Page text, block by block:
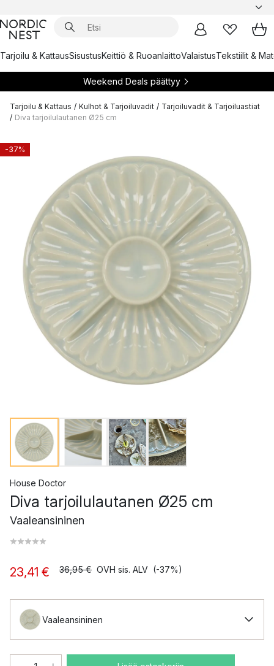
Tarjoilu & KattausSisustusKeittiö & RuoanlaittoValaistusTekstiilit &
Weekend Deals päättyy
Tarjoilu & Kattaus / Kulhot & Tarjoiluvadit / Tarjoiluvadit & Tarjoiluastiat
/ Diva tarjoilulautanen Ø25 cm
-37%
House Doctor
Diva tarjoilulautanen Ø25 cm
Vaaleansininen
23,41 € 36,95 € OVH sis. ALV (-37%)
Vaaleansininen